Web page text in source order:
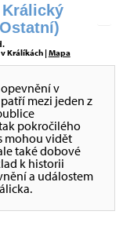
Králický
Králíkách |Mapa
v
mezi jeden z
pokročilého
mohou vidět
také dobové
k historii
a událostem